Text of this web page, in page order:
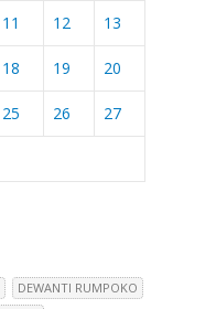
11 12 13
18 19 20
25 26 27
DEWANTI RUMPOKO